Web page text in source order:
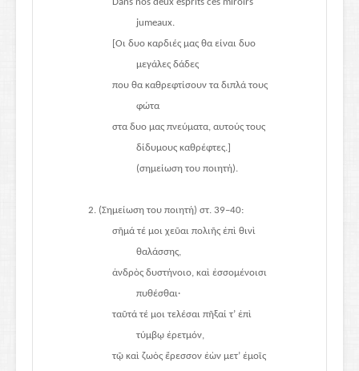
jumeaux.
[Οι δυο καρδιές μας θα είναι δυο
μεγάλες δάδες
που θα καθρεφτίσουν τα διπλά τους
φώτα
στα δυο μας πνεύματα, αυτούς τους
δίδυμους καθρέφτες.]
(σημείωση του ποιητή).
2. (Σημείωση του ποιητή) στ. 39–40:
σῆμά τέ μοι χεῦαι πολιῆς ἐπὶ θινὶ
θαλάσσης,
ἀνδρὸς δυστήνοιο, καὶ ἐσσομένοισι
πυθέσθαι·
ταῦτά τέ μοι τελέσαι πῆξαί τ’ ἐπὶ
τύμβῳ ἐρετμόν,
τῷ καὶ ζωὸς ἔρεσσον ἐὼν μετ’ ἐμοῖς